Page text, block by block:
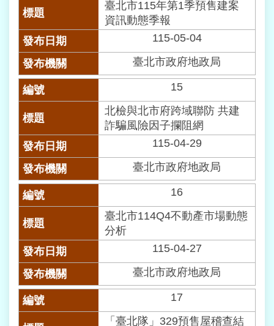
臺北市115年第1季預售建案
資訊動態季報
115-05-04
臺北市政府地政局
15
北檢與北市府跨域聯防 共建
詐騙風險因子攔阻網
115-04-29
臺北市政府地政局
16
臺北市114Q4不動產市場動態
分析
115-04-27
臺北市政府地政局
17
「臺北隊」329預售屋稽查結